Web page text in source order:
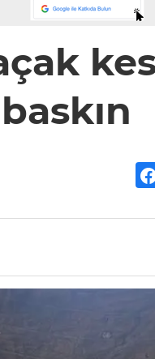
baskın